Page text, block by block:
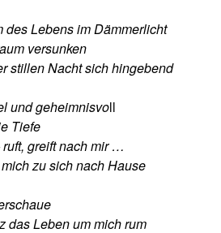
des Lebens im Dämmerlicht
versunken
stillen Nacht sich hingebend
und geheimnisvoll
Tiefe
greift nach mir …
zu sich nach Hause
das Leben um mich rum